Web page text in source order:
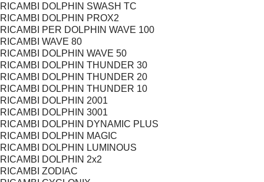
RICAMBI DOLPHIN SWASH TC
RICAMBI DOLPHIN PROX2
RICAMBI PER DOLPHIN WAVE 100
RICAMBI WAVE 80
RICAMBI DOLPHIN WAVE 50
RICAMBI DOLPHIN THUNDER 30
RICAMBI DOLPHIN THUNDER 20
RICAMBI DOLPHIN THUNDER 10
RICAMBI DOLPHIN 2001
RICAMBI DOLPHIN 3001
RICAMBI DOLPHIN DYNAMIC PLUS
RICAMBI DOLPHIN MAGIC
RICAMBI DOLPHIN LUMINOUS
RICAMBI DOLPHIN 2x2
RICAMBI ZODIAC